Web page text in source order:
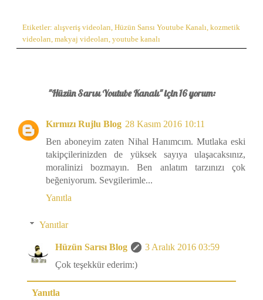
Etiketler: alışveriş videoları, Hüzün Sarısı Youtube Kanalı, kozmetik
videoları, makyaj videoları, youtube kanalı
"Hüzün Sarısı Youtube Kanalı" için 16 yorum:
Kırmızı Rujlu Blog 28 Kasım 2016 10:11
Ben aboneyim zaten Nihal Hanımcım. Mutlaka eski
takipçilerinizden de yüksek sayıya ulaşacaksınız,
moralinizi bozmayın. Ben anlatım tarzınızı çok
beğeniyorum. Sevgilerimle...
Yanıtla
Yanıtlar
Hüzün Sarısı Blog
3 Aralık 2016 03:59
Çok teşekkür ederim:)
Yanıtla